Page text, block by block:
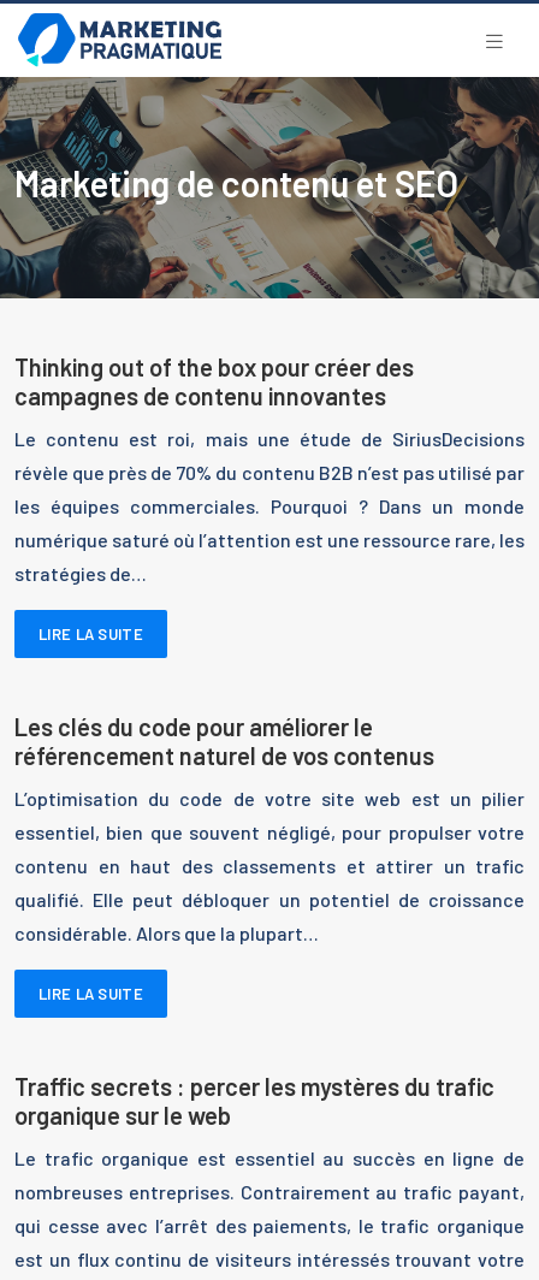
Marketing de contenu et SEO
Thinking out of the box pour créer des
campagnes de contenu innovantes
Le contenu est roi, mais une étude de SiriusDecisions
révèle que près de 70% du contenu B2B n’est pas utilisé par
les équipes commerciales. Pourquoi ? Dans un monde
numérique saturé où l’attention est une ressource rare, les
stratégies de…
LIRE LA SUITE
Les clés du code pour améliorer le
référencement naturel de vos contenus
L’optimisation du code de votre site web est un pilier
essentiel, bien que souvent négligé, pour propulser votre
contenu en haut des classements et attirer un trafic
qualifié. Elle peut débloquer un potentiel de croissance
considérable. Alors que la plupart…
LIRE LA SUITE
Traffic secrets : percer les mystères du trafic
organique sur le web
Le trafic organique est essentiel au succès en ligne de
nombreuses entreprises. Contrairement au trafic payant,
qui cesse avec l’arrêt des paiements, le trafic organique
est un flux continu de visiteurs intéressés trouvant votre